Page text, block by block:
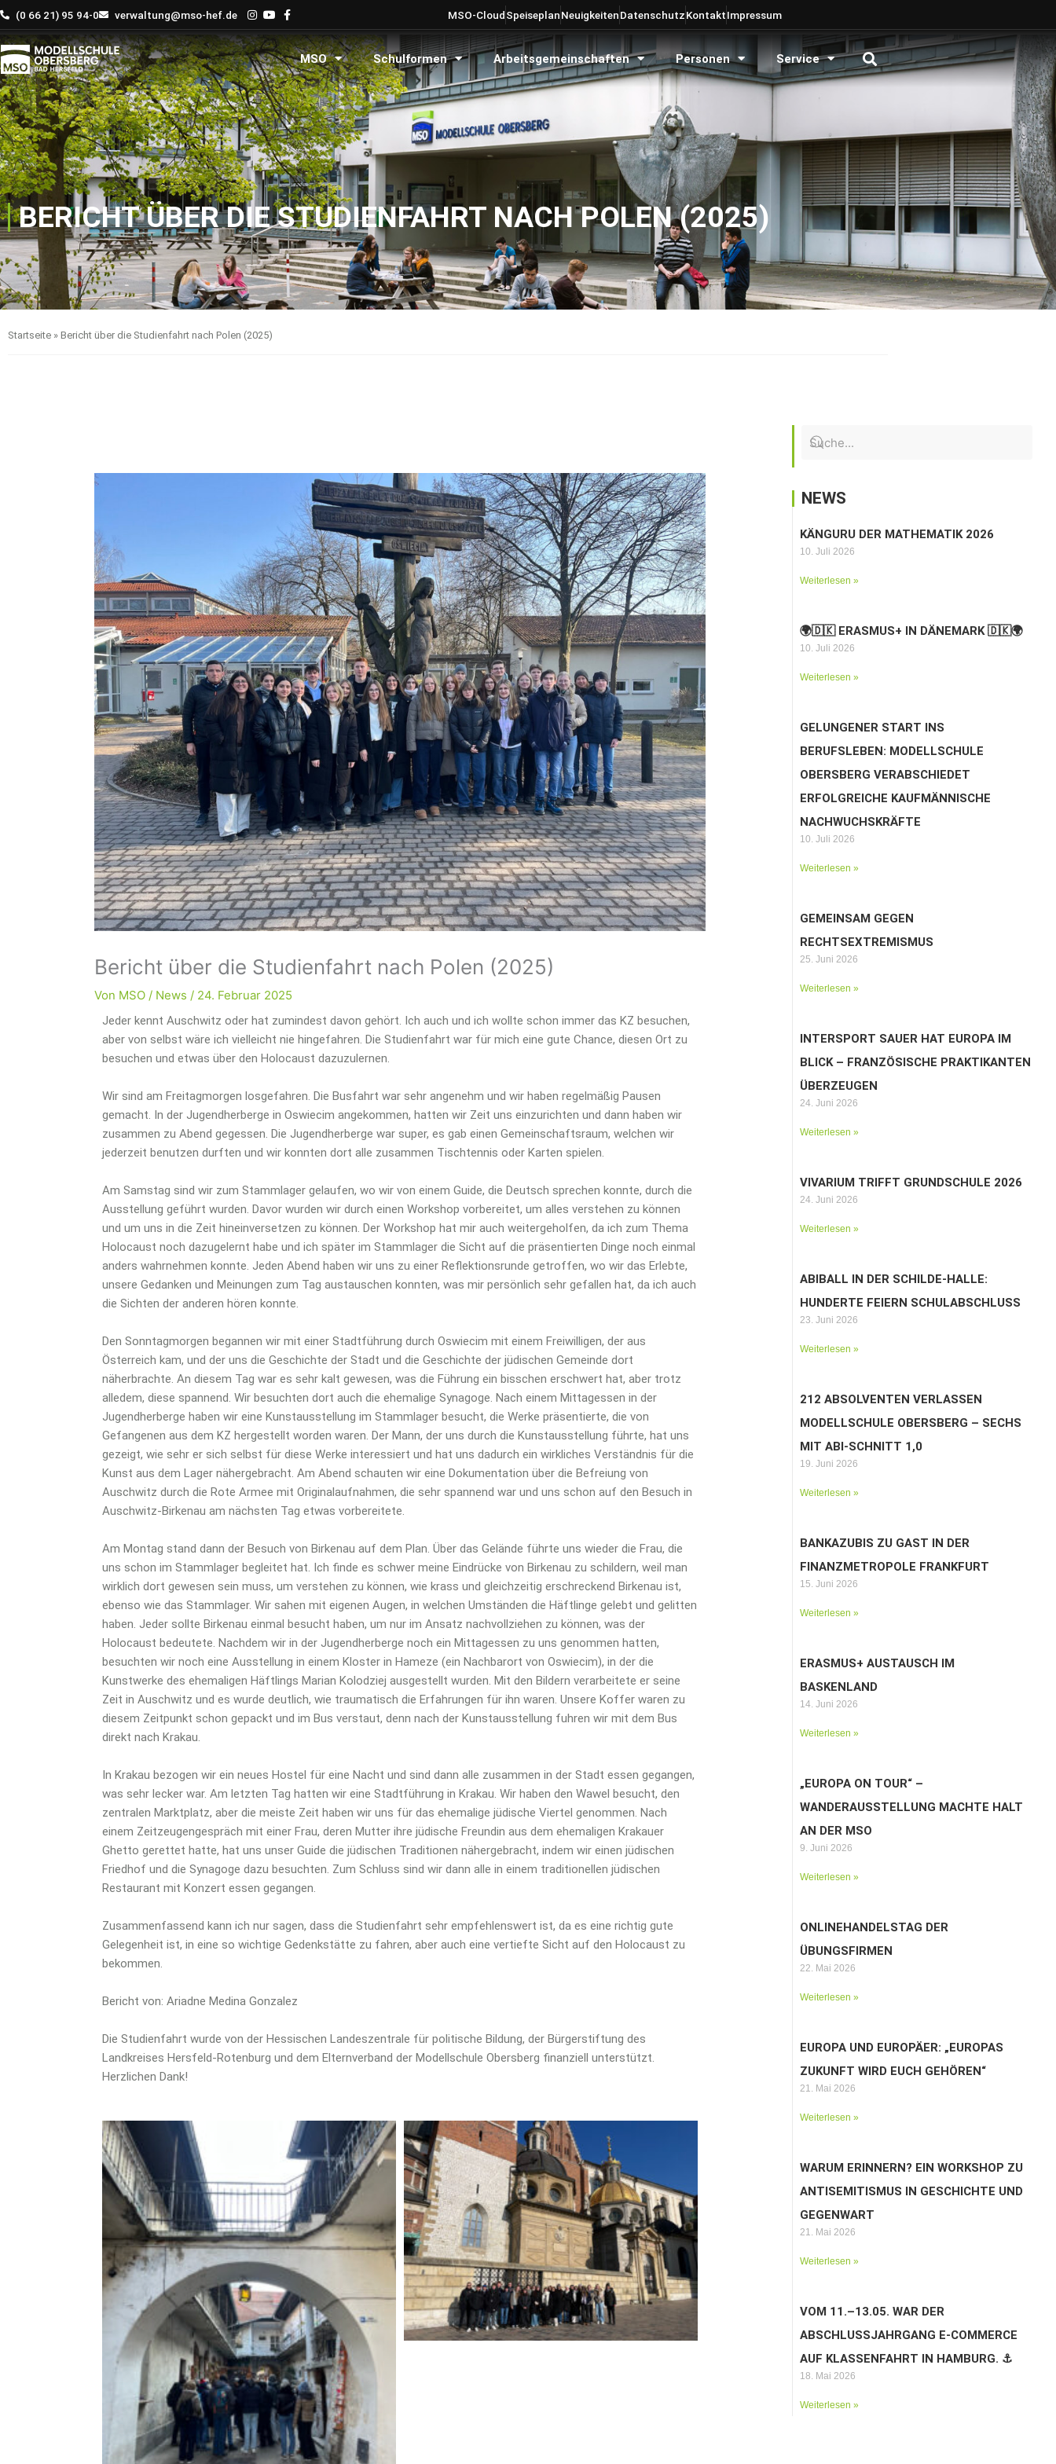
Zum
Inhalt
springen
(0 66 21) 95 94-0 verwaltung@mso-hef.de MSO-CloudSpeiseplanNeuigkeitenDatenschutzKontaktImpressum
MSO Schulformen Arbeitsgemeinschaften Personen Service
BERICHT ÜBER DIE STUDIENFAHRT NACH POLEN (2025)
Startseite » Bericht über die Studienfahrt nach Polen (2025)
Bericht über die Studienfahrt nach Polen (2025)
Von MSO / News / 24. Februar 2025
Jeder kennt Auschwitz oder hat zumindest davon gehört. Ich auch und ich wollte schon immer das KZ besuchen,
aber von selbst wäre ich vielleicht nie hingefahren. Die Studienfahrt war für mich eine gute Chance, diesen Ort zu
besuchen und etwas über den Holocaust dazuzulernen.
Wir sind am Freitagmorgen losgefahren. Die Busfahrt war sehr angenehm und wir haben regelmäßig Pausen
gemacht. In der Jugendherberge in Oswiecim angekommen, hatten wir Zeit uns einzurichten und dann haben wir
zusammen zu Abend gegessen. Die Jugendherberge war super, es gab einen Gemeinschaftsraum, welchen wir
jederzeit benutzen durften und wir konnten dort alle zusammen Tischtennis oder Karten spielen.
Am Samstag sind wir zum Stammlager gelaufen, wo wir von einem Guide, die Deutsch sprechen konnte, durch die
Ausstellung geführt wurden. Davor wurden wir durch einen Workshop vorbereitet, um alles verstehen zu können
und um uns in die Zeit hineinversetzen zu können. Der Workshop hat mir auch weitergeholfen, da ich zum Thema
Holocaust noch dazugelernt habe und ich später im Stammlager die Sicht auf die präsentierten Dinge noch einmal
anders wahrnehmen konnte. Jeden Abend haben wir uns zu einer Reflektionsrunde getroffen, wo wir das Erlebte,
unsere Gedanken und Meinungen zum Tag austauschen konnten, was mir persönlich sehr gefallen hat, da ich auch
die Sichten der anderen hören konnte.
Den Sonntagmorgen begannen wir mit einer Stadtführung durch Oswiecim mit einem Freiwilligen, der aus
Österreich kam, und der uns die Geschichte der Stadt und die Geschichte der jüdischen Gemeinde dort
näherbrachte. An diesem Tag war es sehr kalt gewesen, was die Führung ein bisschen erschwert hat, aber trotz
alledem, diese spannend. Wir besuchten dort auch die ehemalige Synagoge. Nach einem Mittagessen in der
Jugendherberge haben wir eine Kunstausstellung im Stammlager besucht, die Werke präsentierte, die von
Gefangenen aus dem KZ hergestellt worden waren. Der Mann, der uns durch die Kunstausstellung führte, hat uns
gezeigt, wie sehr er sich selbst für diese Werke interessiert und hat uns dadurch ein wirkliches Verständnis für die
Kunst aus dem Lager nähergebracht. Am Abend schauten wir eine Dokumentation über die Befreiung von
Auschwitz durch die Rote Armee mit Originalaufnahmen, die sehr spannend war und uns schon auf den Besuch in
Auschwitz-Birkenau am nächsten Tag etwas vorbereitete.
Am Montag stand dann der Besuch von Birkenau auf dem Plan. Über das Gelände führte uns wieder die Frau, die
uns schon im Stammlager begleitet hat. Ich finde es schwer meine Eindrücke von Birkenau zu schildern, weil man
wirklich dort gewesen sein muss, um verstehen zu können, wie krass und gleichzeitig erschreckend Birkenau ist,
ebenso wie das Stammlager. Wir sahen mit eigenen Augen, in welchen Umständen die Häftlinge gelebt und gelitten
haben. Jeder sollte Birkenau einmal besucht haben, um nur im Ansatz nachvollziehen zu können, was der
Holocaust bedeutete. Nachdem wir in der Jugendherberge noch ein Mittagessen zu uns genommen hatten,
besuchten wir noch eine Ausstellung in einem Kloster in Hameze (ein Nachbarort von Oswiecim), in der die
Kunstwerke des ehemaligen Häftlings Marian Kolodziej ausgestellt wurden. Mit den Bildern verarbeitete er seine
Zeit in Auschwitz und es wurde deutlich, wie traumatisch die Erfahrungen für ihn waren. Unsere Koffer waren zu
diesem Zeitpunkt schon gepackt und im Bus verstaut, denn nach der Kunstausstellung fuhren wir mit dem Bus
direkt nach Krakau.
In Krakau bezogen wir ein neues Hostel für eine Nacht und sind dann alle zusammen in der Stadt essen gegangen,
was sehr lecker war. Am letzten Tag hatten wir eine Stadtführung in Krakau. Wir haben den Wawel besucht, den
zentralen Marktplatz, aber die meiste Zeit haben wir uns für das ehemalige jüdische Viertel genommen. Nach
einem Zeitzeugengespräch mit einer Frau, deren Mutter ihre jüdische Freundin aus dem ehemaligen Krakauer
Ghetto gerettet hatte, hat uns unser Guide die jüdischen Traditionen nähergebracht, indem wir einen jüdischen
Friedhof und die Synagoge dazu besuchten. Zum Schluss sind wir dann alle in einem traditionellen jüdischen
Restaurant mit Konzert essen gegangen.
Zusammenfassend kann ich nur sagen, dass die Studienfahrt sehr empfehlenswert ist, da es eine richtig gute
Gelegenheit ist, in eine so wichtige Gedenkstätte zu fahren, aber auch eine vertiefte Sicht auf den Holocaust zu
bekommen.
Bericht von: Ariadne Medina Gonzalez
Die Studienfahrt wurde von der Hessischen Landeszentrale für politische Bildung, der Bürgerstiftung des
Landkreises Hersfeld-Rotenburg und dem Elternverband der Modellschule Obersberg finanziell unterstützt.
Herzlichen Dank!
NEWS
KÄNGURU DER MATHEMATIK 2026
10. Juli 2026
Weiterlesen »
🌍🇩🇰 ERASMUS+ IN DÄNEMARK 🇩🇰🌍
10. Juli 2026
Weiterlesen »
GELUNGENER START INS
BERUFSLEBEN: MODELLSCHULE
OBERSBERG VERABSCHIEDET
ERFOLGREICHE KAUFMÄNNISCHE
NACHWUCHSKRÄFTE
10. Juli 2026
Weiterlesen »
GEMEINSAM GEGEN
RECHTSEXTREMISMUS
25. Juni 2026
Weiterlesen »
INTERSPORT SAUER HAT EUROPA IM
BLICK – FRANZÖSISCHE PRAKTIKANTEN
ÜBERZEUGEN
24. Juni 2026
Weiterlesen »
VIVARIUM TRIFFT GRUNDSCHULE 2026
24. Juni 2026
Weiterlesen »
ABIBALL IN DER SCHILDE-HALLE:
HUNDERTE FEIERN SCHULABSCHLUSS
23. Juni 2026
Weiterlesen »
212 ABSOLVENTEN VERLASSEN
MODELLSCHULE OBERSBERG – SECHS
MIT ABI-SCHNITT 1,0
19. Juni 2026
Weiterlesen »
BANKAZUBIS ZU GAST IN DER
FINANZMETROPOLE FRANKFURT
15. Juni 2026
Weiterlesen »
ERASMUS+ AUSTAUSCH IM
BASKENLAND
14. Juni 2026
Weiterlesen »
„EUROPA ON TOUR“ –
WANDERAUSSTELLUNG MACHTE HALT
AN DER MSO
9. Juni 2026
Weiterlesen »
ONLINEHANDELSTAG DER
ÜBUNGSFIRMEN
22. Mai 2026
Weiterlesen »
EUROPA UND EUROPÄER: „EUROPAS
ZUKUNFT WIRD EUCH GEHÖREN“
21. Mai 2026
Weiterlesen »
WARUM ERINNERN? EIN WORKSHOP ZU
ANTISEMITISMUS IN GESCHICHTE UND
GEGENWART
21. Mai 2026
Weiterlesen »
VOM 11.–13.05. WAR DER
ABSCHLUSSJAHRGANG E-COMMERCE
AUF KLASSENFAHRT IN HAMBURG. ⚓️
18. Mai 2026
Weiterlesen »